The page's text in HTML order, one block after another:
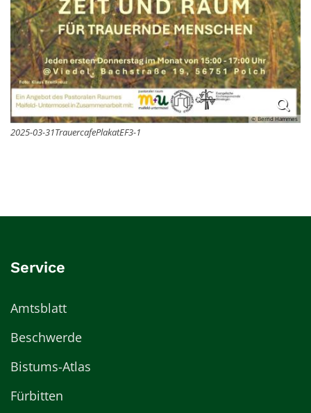
© Bernd Hammes
2025-03-31TrauercafePlakatEF3-1
Service
Amtsblatt
Beschwerde
Bistums-Atlas
Fürbitten